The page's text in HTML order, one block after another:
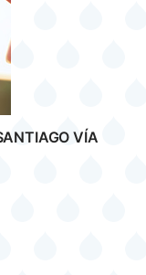
VÍA